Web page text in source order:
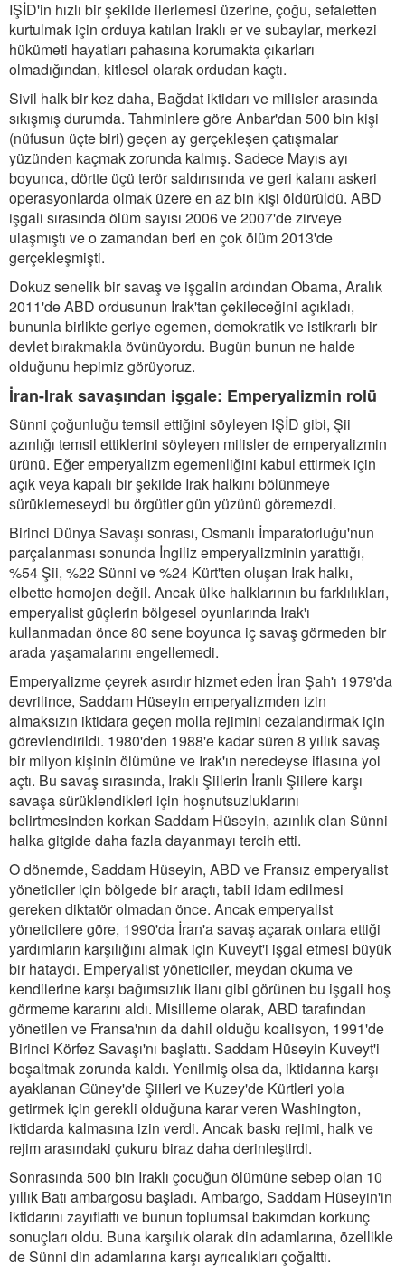
IŞİD'in hızlı bir şekilde ilerlemesi üzerine, çoğu, sefaletten
kurtulmak için orduya katılan Iraklı er ve subaylar, merkezi
hükümeti hayatları pahasına korumakta çıkarları
olmadığından, kitlesel olarak ordudan kaçtı.
Sivil halk bir kez daha, Bağdat iktidarı ve milisler arasında
sıkışmış durumda. Tahminlere göre Anbar'dan 500 bin kişi
(nüfusun üçte biri) geçen ay gerçekleşen çatışmalar
yüzünden kaçmak zorunda kalmış. Sadece Mayıs ayı
boyunca, dörtte üçü terör saldırısında ve geri kalanı askeri
operasyonlarda olmak üzere en az bin kişi öldürüldü. ABD
işgali sırasında ölüm sayısı 2006 ve 2007'de zirveye
ulaşmıştı ve o zamandan beri en çok ölüm 2013'de
gerçekleşmişti.
Dokuz senelik bir savaş ve işgalin ardından Obama, Aralık
2011'de ABD ordusunun Irak'tan çekileceğini açıkladı,
bununla birlikte geriye egemen, demokratik ve istikrarlı bir
devlet bırakmakla övünüyordu. Bugün bunun ne halde
olduğunu hepimiz görüyoruz.
İran-Irak savaşından işgale: Emperyalizmin rolü
Sünni çoğunluğu temsil ettiğini söyleyen IŞİD gibi, Şii
azınlığı temsil ettiklerini söyleyen milisler de emperyalizmin
ürünü. Eğer emperyalizm egemenliğini kabul ettirmek için
açık veya kapalı bir şekilde Irak halkını bölünmeye
sürüklemeseydi bu örgütler gün yüzünü göremezdi.
Birinci Dünya Savaşı sonrası, Osmanlı İmparatorluğu'nun
parçalanması sonunda İngiliz emperyalizminin yarattığı,
%54 Şii, %22 Sünni ve %24 Kürt'ten oluşan Irak halkı,
elbette homojen değil. Ancak ülke halklarının bu farklılıkları,
emperyalist güçlerin bölgesel oyunlarında Irak'ı
kullanmadan önce 80 sene boyunca iç savaş görmeden bir
arada yaşamalarını engellemedi.
Emperyalizme çeyrek asırdır hizmet eden İran Şah'ı 1979'da
devrilince, Saddam Hüseyin emperyalizmden izin
almaksızın iktidara geçen molla rejimini cezalandırmak için
görevlendirildi. 1980'den 1988'e kadar süren 8 yıllık savaş
bir milyon kişinin ölümüne ve Irak'ın neredeyse iflasına yol
açtı. Bu savaş sırasında, Iraklı Şiilerin İranlı Şiilere karşı
savaşa sürüklendikleri için hoşnutsuzluklarını
belirtmesinden korkan Saddam Hüseyin, azınlık olan Sünni
halka gitgide daha fazla dayanmayı tercih etti.
O dönemde, Saddam Hüseyin, ABD ve Fransız emperyalist
yöneticiler için bölgede bir araçtı, tabii idam edilmesi
gereken diktatör olmadan önce. Ancak emperyalist
yöneticilere göre, 1990'da İran'a savaş açarak onlara ettiği
yardımların karşılığını almak için Kuveyt'i işgal etmesi büyük
bir hataydı. Emperyalist yöneticiler, meydan okuma ve
kendilerine karşı bağımsızlık ilanı gibi görünen bu işgali hoş
görmeme kararını aldı. Misilleme olarak, ABD tarafından
yönetilen ve Fransa'nın da dahil olduğu koalisyon, 1991'de
Birinci Körfez Savaşı'nı başlattı. Saddam Hüseyin Kuveyt'i
boşaltmak zorunda kaldı. Yenilmiş olsa da, iktidarına karşı
ayaklanan Güney'de Şiileri ve Kuzey'de Kürtleri yola
getirmek için gerekli olduğuna karar veren Washington,
iktidarda kalmasına izin verdi. Ancak baskı rejimi, halk ve
rejim arasındaki çukuru biraz daha derinleştirdi.
Sonrasında 500 bin Iraklı çocuğun ölümüne sebep olan 10
yıllık Batı ambargosu başladı. Ambargo, Saddam Hüseyin'in
iktidarını zayıflattı ve bunun toplumsal bakımdan korkunç
sonuçları oldu. Buna karşılık olarak din adamlarına, özellikle
de Sünni din adamlarına karşı ayrıcalıkları çoğalttı.